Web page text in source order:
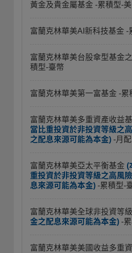
黃金及貴金屬基金 -累積型-
富蘭克林華美AI新科技基金 -
富蘭克林華美台股傘型基金
積型-臺幣
富蘭克林華美第一富基金 -累
富蘭克林華美多重資產收益
當比重投資於非投資等級之
之配息來源可能為本金) -月
富蘭克林華美亞太平衡基金 (
重投資於非投資等級之高風
息來源可能為本金) -累積型-
富蘭克林華美全球非投資等
金之配息來源可能為本金) -
富蘭克林華美美國收益多重